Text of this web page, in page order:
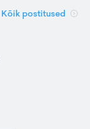
Kõik postitused